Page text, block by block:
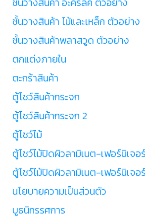
ชั้นวางสินค้า ไม้และเหล็ก ตัวอย่าง
ชั้นวางสินค้าพลาสวูด ตัวอย่าง
ตกแต่งภายใน
ตะกร้าสินค้า
ตู้โชว์สินค้ากระจก
ตู้โชว์สินค้ากระจก 2
ตู้โชว์ไม้
ตู้โชว์ไม้ปิดผิวลามิเนต-เฟอร์นิเจอ
ตู้โชว์ไม้ปิดผิวลามิเนต-เฟอร์นิเจอ
นโยบายความเป็นส่วนตัว
บูธนิทรรศการ